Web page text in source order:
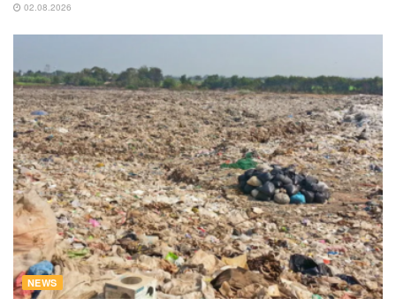
02.08.2026
NEWS